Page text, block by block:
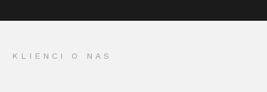
KLIENCI O NAS